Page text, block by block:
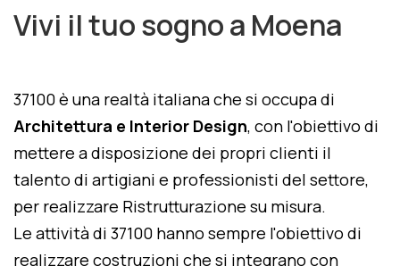
Vivi il tuo sogno a Moena
37100 è una realtà italiana che si occupa di
Architettura e Interior Design, con l'obiettivo di
mettere a disposizione dei propri clienti il
talento di artigiani e professionisti del settore,
per realizzare Ristrutturazione su misura.
Le attività di 37100 hanno sempre l'obiettivo di
realizzare costruzioni che si integrano con